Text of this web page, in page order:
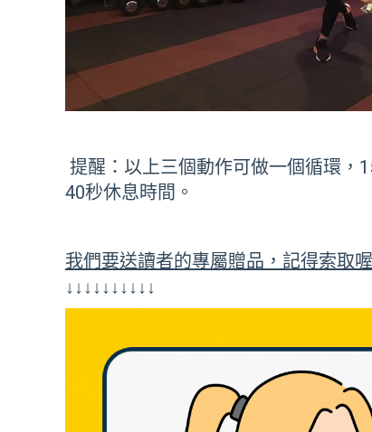
提醒：以上三個動作可做一個循環，
40秒休息時間。
我們要送讀者的專屬贈品，記得索取喔
↓↓↓↓↓↓↓↓↓↓